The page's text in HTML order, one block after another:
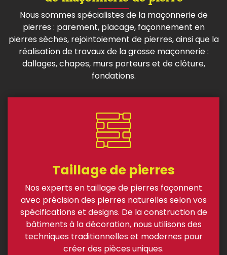
Nous sommes spécialistes de la maçonnerie de
pierres : parement, placage, façonnement en
pierres sèches, rejointoiement de pierres, ainsi que la
réalisation de travaux de la grosse maçonnerie :
dallages, chapes, murs porteurs et de clôture,
fondations.
Taillage de pierres
Nos experts en taillage de pierres façonnent
avec précision des pierres naturelles selon vos
spécifications et designs. De la construction de
bâtiments à la décoration, nous utilisons des
techniques traditionnelles et modernes pour
créer des pièces uniques.